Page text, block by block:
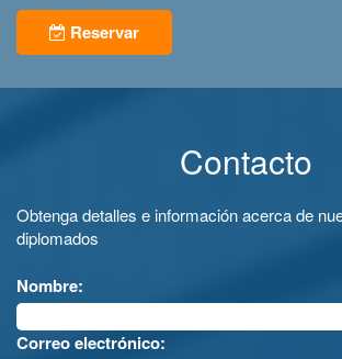
Reservar
Contacto
Obtenga detalles e información acerca de
diplomados
Nombre:
Correo electrónico: